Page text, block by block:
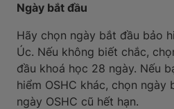
Ngày bắt đầu
Hãy chọn ngày bắt đầu bảo
Úc. Nếu không biết chắc,
đầu khoá học 28 ngày. Nếu
hiểm OSHC khác, chọn ngày
ngày OSHC cũ hết hạn.